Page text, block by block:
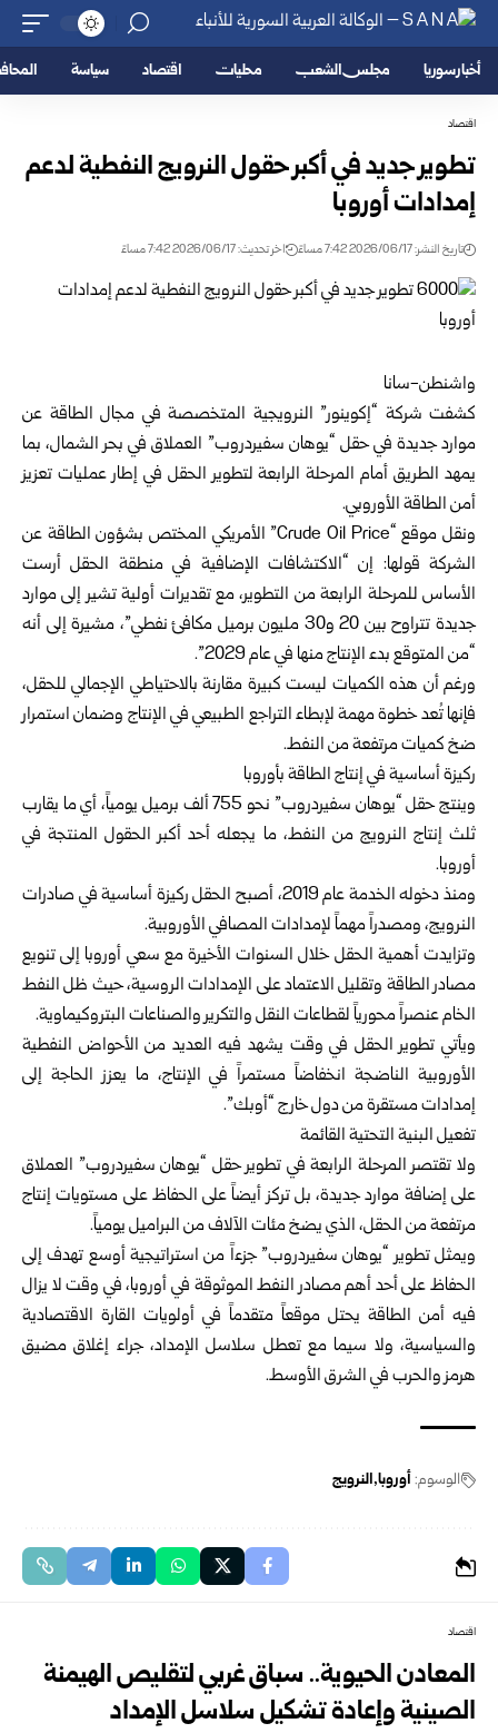
أخبار سوريا مجلس الشعب محليات اقتصاد سياسة
اقتصاد
تطوير جديد في أكبر حقول النرويج النفطية لدعم
إمدادات أوروبا
تاريخ النشر: 2026/06/17 7:42 مساءً اخر تحديث: 2026/06/17 7:42 مساءً
واشنطن-سانا
كشفت شركة “إكوينور” النرويجية المتخصصة في مجال الطاقة عن
موارد جديدة في حقل “يوهان سفيردروب” العملاق في بحر الشمال، بما
يمهد الطريق أمام المرحلة الرابعة لتطوير الحقل في إطار عمليات تعزيز
أمن الطاقة الأوروبي.
ونقل موقع “Crude Oil Price” الأمريكي المختص بشؤون الطاقة عن
الشركة قولها: إن “الاكتشافات الإضافية في منطقة الحقل أرست
الأساس للمرحلة الرابعة من التطوير، مع تقديرات أولية تشير إلى موارد
جديدة تتراوح بين 20 و30 مليون برميل مكافئ نفطي”، مشيرة إلى أنه
“من المتوقع بدء الإنتاج منها في عام 2029”.
ورغم أن هذه الكميات ليست كبيرة مقارنة بالاحتياطي الإجمالي للحقل،
فإنها تُعد خطوة مهمة لإبطاء التراجع الطبيعي في الإنتاج وضمان استمرار
ضخ كميات مرتفعة من النفط.
ركيزة أساسية في إنتاج الطاقة بأوروبا
وينتج حقل “يوهان سفيردروب” نحو 755 ألف برميل يومياً، أي ما يقارب
ثلث إنتاج النرويج من النفط، ما يجعله أحد أكبر الحقول المنتجة في
أوروبا.
ومنذ دخوله الخدمة عام 2019، أصبح الحقل ركيزة أساسية في صادرات
النرويج، ومصدراً مهماً لإمدادات المصافي الأوروبية.
وتزايدت أهمية الحقل خلال السنوات الأخيرة مع سعي أوروبا إلى تنويع
مصادر الطاقة وتقليل الاعتماد على الإمدادات الروسية، حيث ظل النفط
الخام عنصراً محورياً لقطاعات النقل والتكرير والصناعات البتروكيماوية.
ويأتي تطوير الحقل في وقت يشهد فيه العديد من الأحواض النفطية
الأوروبية الناضجة انخفاضاً مستمراً في الإنتاج، ما يعزز الحاجة إلى
إمدادات مستقرة من دول خارج “أوبك”.
تفعيل البنية التحتية القائمة
ولا تقتصر المرحلة الرابعة في تطوير حقل “يوهان سفيردروب” العملاق
على إضافة موارد جديدة، بل تركز أيضاً على الحفاظ على مستويات إنتاج
مرتفعة من الحقل، الذي يضخ مئات الآلاف من البراميل يومياً.
ويمثل تطوير “يوهان سفيردروب” جزءاً من استراتيجية أوسع تهدف إلى
الحفاظ على أحد أهم مصادر النفط الموثوقة في أوروبا، في وقت لا يزال
فيه أمن الطاقة يحتل موقعاً متقدماً في أولويات القارة الاقتصادية
والسياسية، ولا سيما مع تعطل سلاسل الإمداد، جراء إغلاق مضيق
هرمز والحرب في الشرق الأوسط.
الوسوم: أوروبا النرويج
اقتصاد
المعادن الحيوية.. سباق غربي لتقليص الهيمنة
الصينية وإعادة تشكيل سلاسل ‏الإمداد